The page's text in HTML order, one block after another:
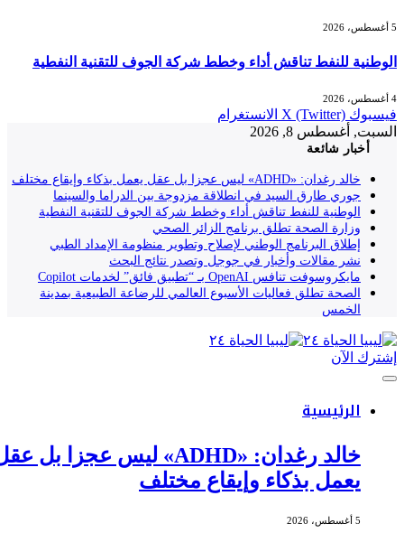
الوطنية للنفط تناقش أداء وخطط شركة الجوف للتقنية النفطية
فيسبوك X (Twitter) الانستغرام
السبت, أغسطس 8, 2026
أخبار شائعة
خالد رغدان: «ADHD» ليس عجزا بل عقل يعمل بذكاء وإيقاع مختلف
جوري طارق السيد في انطلاقة مزدوجة بين الدراما والسينما
الوطنية للنفط تناقش أداء وخطط شركة الجوف للتقنية النفطية
وزارة الصحة تطلق برنامج الزائر الصحي
إطلاق البرنامج الوطني لإصلاح وتطوير منظومة الإمداد الطبي
نشر مقالات وأخبار في جوجل وتصدر نتائج البحث
مايكروسوفت تنافس OpenAI بـ “تطبيق فائق” لخدمات Copilot
الصحة تطلق فعاليات الأسبوع العالمي للرضاعة الطبيعية بمدينة
الخمس
إشترك الآن
الرئيسية
خالد رغدان: «ADHD» ليس عجزا بل عقل
يعمل بذكاء وإيقاع مختلف